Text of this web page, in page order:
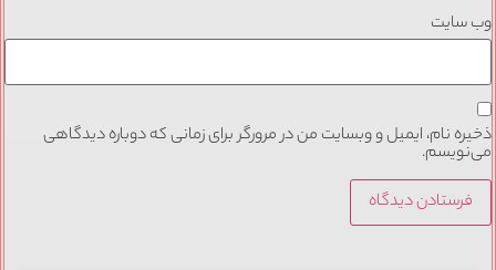
وب‌ سایت
ذخیره نام، ایمیل و وبسایت من در مرورگر برای زمانی که دوباره دیدگاهی
می‌نویسم.